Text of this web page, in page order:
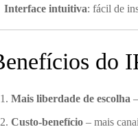
Interface intuitiva: fácil de
do
Mais liberdade de escolha
Custo-benefício – mais